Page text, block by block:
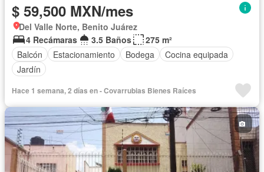
$ 59,500 MXN/mes
Del Valle Norte, Benito Juárez
4 Recámaras
3.5 Baños
275 m²
Balcón
Estacionamiento Bodega
Cocina equipada
Jardín
Hace 1 semana, 2 días en - Covarrubias Bienes Raíces